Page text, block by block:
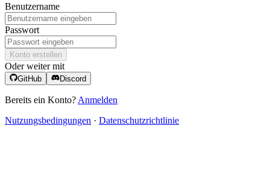
Benutzername
Passwort
Konto erstellen
Oder weiter mit
GitHub Discord
Bereits ein Konto? Anmelden
Nutzungsbedingungen · Datenschutzrichtlinie